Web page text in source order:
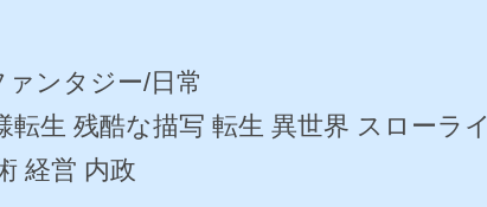
ンタジー/日常
転生 残酷な描写 転生 異世界 スローライ
経営 内政